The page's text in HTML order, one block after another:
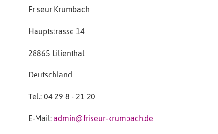
Friseur Krumbach
Hauptstrasse 14
28865 Lilienthal
Deutschland
Tel.: 04 29 8 - 21 20
E-Mail: admin@friseur-krumbach.de